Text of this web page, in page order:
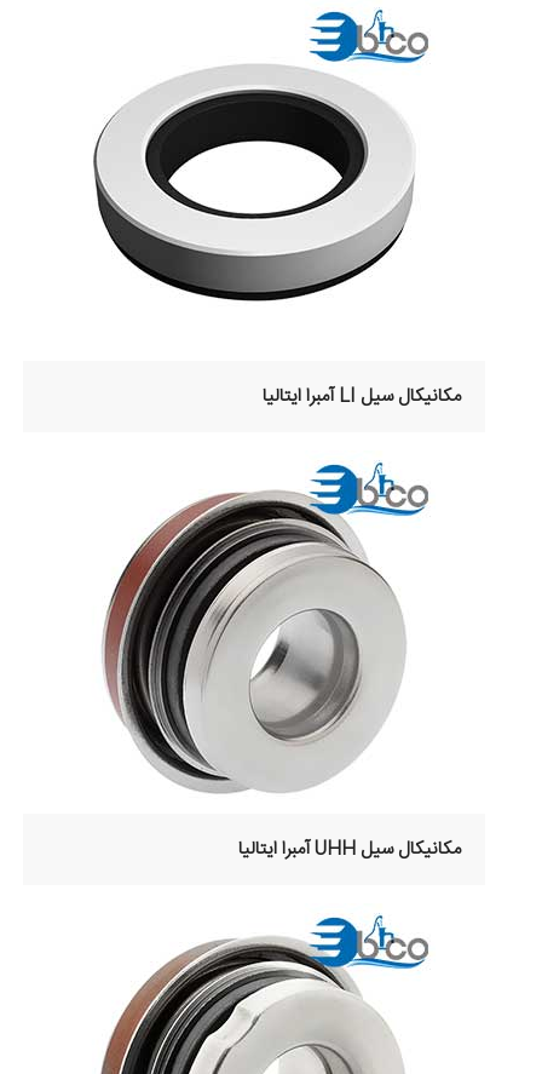
مکانیکال سیل LI آمبرا ایتالیا
مکانیکال سیل UHH آمبرا ایتالیا